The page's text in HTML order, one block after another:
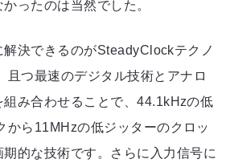
ったのは当然でした。
解決できるのがSteadyClockテクノ
且つ最速のデジタル技術とアナロ
組み合わせることで、44.1kHzの低
から11MHzの低ジッターのクロッ
的な技術です。さらに入力信号に